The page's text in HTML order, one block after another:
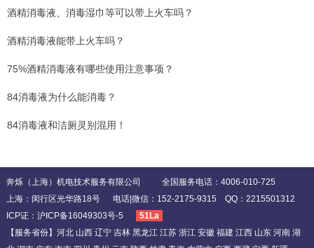
酒精消毒液、消毒湿巾等可以带上火车吗？
酒精消毒液能带上火车吗？
75%酒精消毒液有哪些使用注意事项？
84消毒液为什么能消毒？
84消毒液和洁厕灵别混用！
奔烁（上海）机电技术服务有限公司 全国服务电话：4006-010-725
上海：闵行区光华路18号 电话|微信：152-2175-9315 QQ：2215501312
ICP证： 沪ICP备16049303号-5
51La
【服务省份】河北 山西 辽宁 吉林 黑龙江 江苏 浙江 安徽 福建 江西 山东 河南 湖